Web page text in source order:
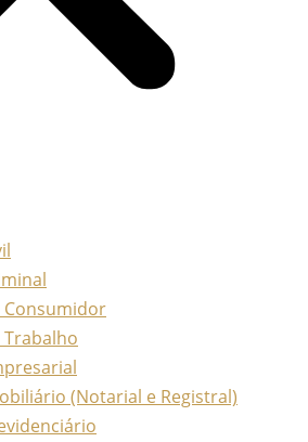
(Notarial e Registral)